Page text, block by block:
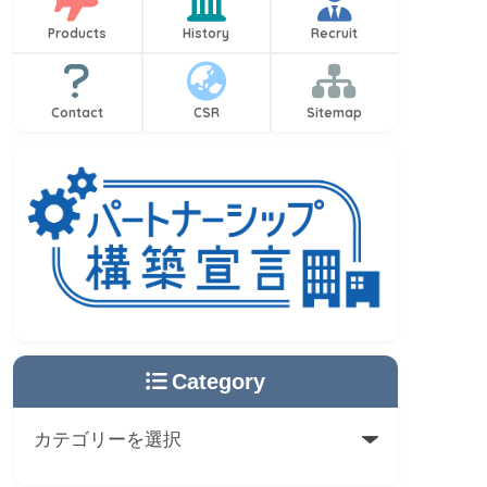
Products History Recruit
Contact CSR Sitemap
Category